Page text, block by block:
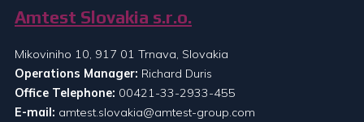
Amtest Slovakia s.r.o.
Mikoviniho 10, 917 01 Trnava, Slovakia
Operations Manager: Richard Duris
Office Telephone: 00421-33-2933-455
E-mail: amtest.slovakia@amtest-group.com